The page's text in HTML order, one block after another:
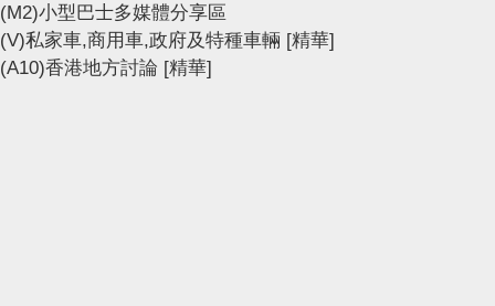
(M2)小型巴士多媒體分享區
(V)私家車,商用車,政府及特種車輛 [精華]
(A10)香港地方討論 [精華]